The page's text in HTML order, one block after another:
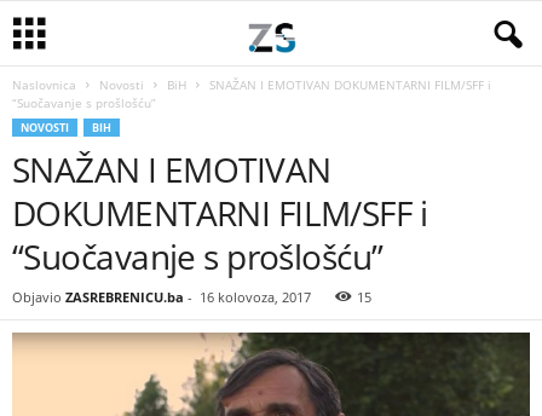
Naslovnica Novosti BiH
SNAŽAN I EMOTIVAN DOKUMENTARNI FILM/SFF i
“Suočavanje s prošlošću”
NOVOSTI BIH
SNAŽAN I EMOTIVAN
DOKUMENTARNI FILM/SFF i
“Suočavanje s prošlošću”
Objavio ZASREBRENICU.ba - 16 kolovoza, 2017 15